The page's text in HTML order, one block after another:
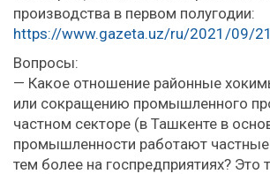
производства в первом полугодии:
https://www.gazeta.uz/ru/2021/09/
Вопросы:
— Какое отношение районные
или сокращению промышленного
частном секторе (в Ташкенте в
промышленности работают частные
тем более на госпредприятиях? Это